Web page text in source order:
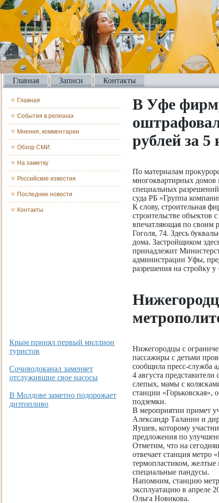
Главная Записи Контакты
Главная
События в регионах
Мнения, комментарии
Обзор СМИ
На заметку
Российские известия
Последние новости
Контакты
Крым принял первый миллион
туристов
Сочиводоканал заменяет
отслужившие свое насосы
В Молдове заметно подорожает
дизтопливо
В Уфе
рублей за 5
По материалам
многоквартирных домов
специальных
суда РБ «Группа
К слову, строительная
строительстве объектов
впечатляющая по своим
Гоголя, 74. Здесь
дома. Застройщиком
принадлежит
администрации Уфы,
разрешения на стройку
Нижегородцы с
пассажиры с детьми
сообщила пресс-служба
4 августа
слепых, мамы с
станции «Горьковская»,
подземки.
В мероприятии примет
Александр Таланин и
Яушев, которому
предложения по
Отметим, что на
отвечает станция метро
термопластиком,
специальные пандусы.
Напомним, станцию
эксплуатацию в апреле
Ольга Новикова.